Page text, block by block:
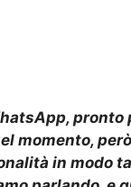
momento,
in modo